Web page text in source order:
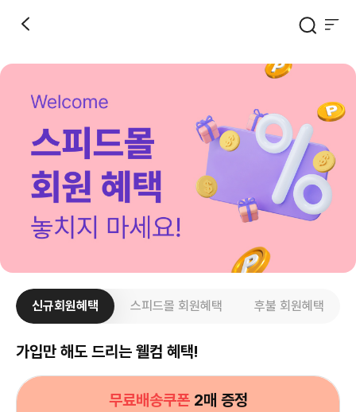
신규회원혜택 스피드몰 회원혜택 후불 회원혜택
가입만 해도 드리는 웰컴 혜택!
무료배송쿠폰 2매 증정